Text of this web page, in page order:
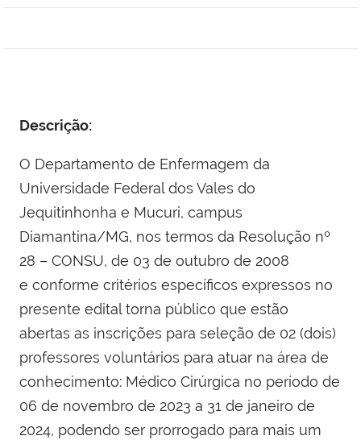
Descrição:
O Departamento de Enfermagem da
Universidade Federal dos Vales do
Jequitinhonha e Mucuri, campus
Diamantina/MG, nos termos da Resolução nº
28 – CONSU, de 03 de outubro de 2008
e conforme critérios específicos expressos no
presente edital torna público que estão
abertas as inscrições para seleção de 02 (dois)
professores voluntários para atuar na área de
conhecimento: Médico Cirúrgica no período de
06 de novembro de 2023 a 31 de janeiro de
2024, podendo ser prorrogado para mais um